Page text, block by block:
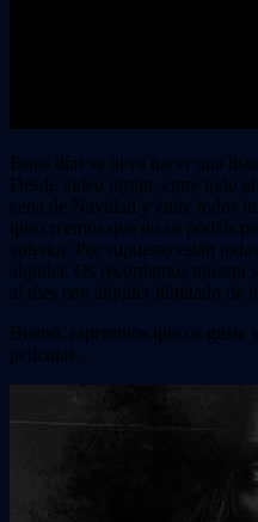
Estos días se lleva hacer una
Desde video instan, entre todo
cena de Navidad y entre todos
que creemos que no os podéis
anterior. Por supuesto están
alquiler. Os recordamos nuestra
al mes con alquiler ilimitado de
Bueno, esperamos que os guste
películas.